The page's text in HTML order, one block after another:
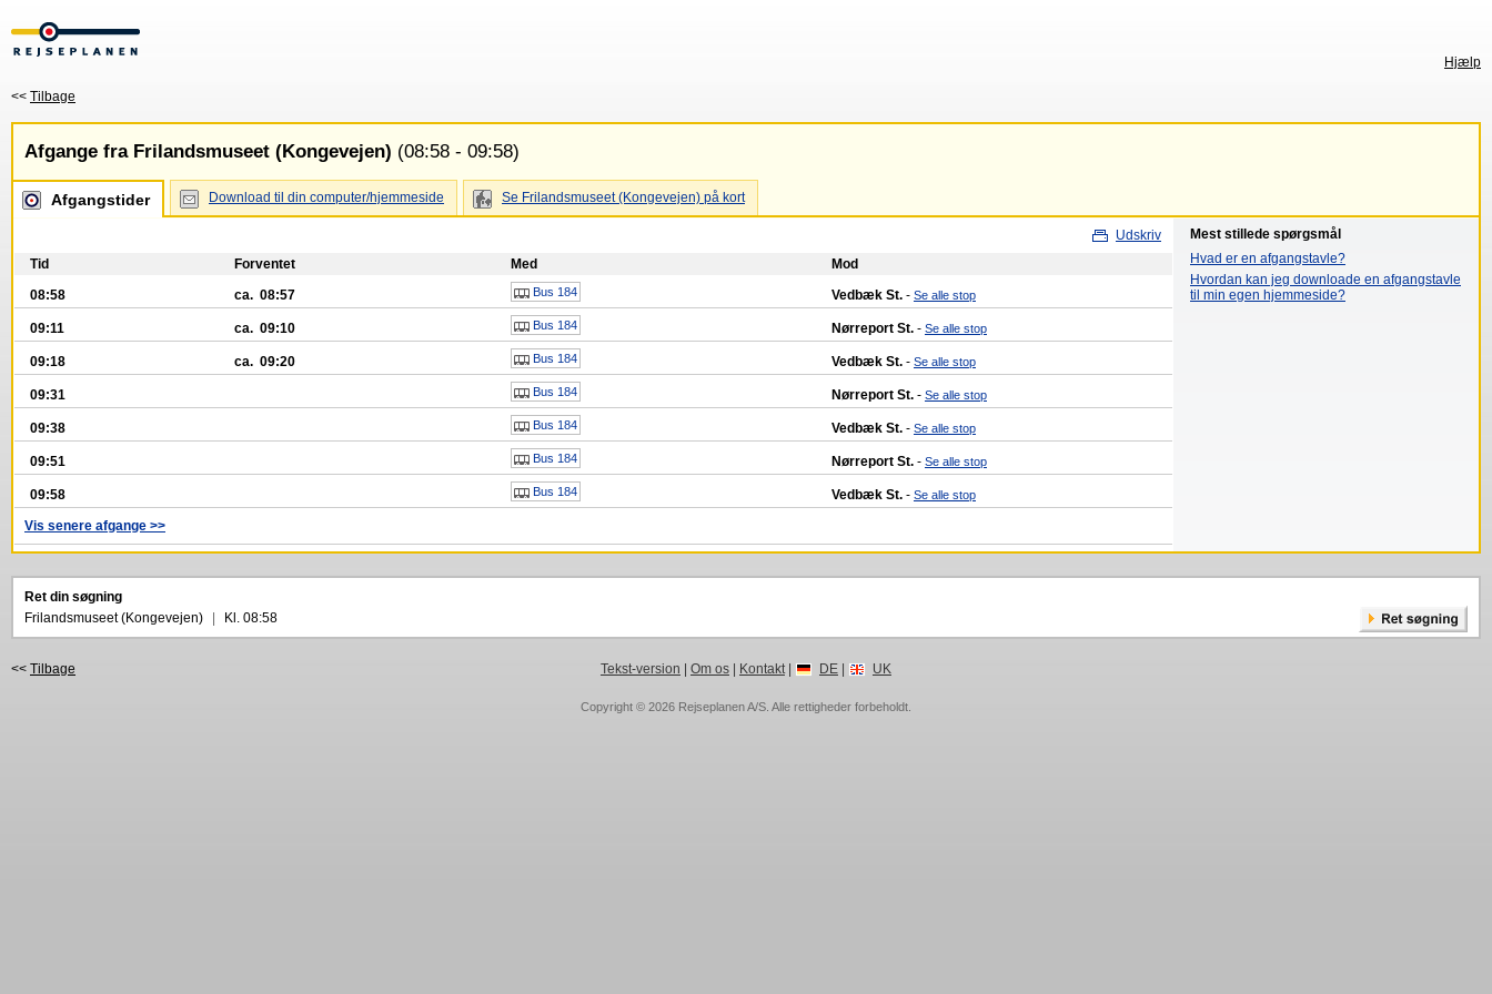
Hjælp
<< Tilbage
Afgange fra Frilandsmuseet (Kongevejen) (08:58 - 09:58)
Afgangstider Download til din computer/hjemmeside Se Frilandsmuseet (Kongevejen) på kort
Udskriv
Tid
Forventet Med
Mod
08:58
ca. 08:57 Bus 184 Vedbæk St. - Se alle stop
09:11 ca. 09:10 Bus 184 Nørreport St. - Se alle stop
09:18 ca. 09:20 Bus 184 Vedbæk St. - Se alle stop
09:31 Bus 184 Nørreport St. - Se alle stop
09:38 Bus 184 Vedbæk St. - Se alle stop
09:51 Bus 184 Nørreport St. - Se alle stop
09:58 Bus 184 Vedbæk St. - Se alle stop
Vis senere afgange >>
Mest stillede spørgsmål
Hvad er en afgangstavle?
Hvordan kan jeg downloade en afgangstavle
til min egen hjemmeside?
Ret din søgning
Frilandsmuseet (Kongevejen)
Kl. 08:58
<< Tilbage Tekst-version Om os| Kontakt| DE| UK
Copyright © 2026 Rejseplanen A/S . Alle rettigheder forbeholdt.